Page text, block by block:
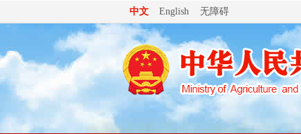
中文 English 无障碍